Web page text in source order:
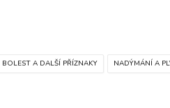
BOLEST A DALŠÍ PŘÍZNAKY NADÝMÁNÍ A